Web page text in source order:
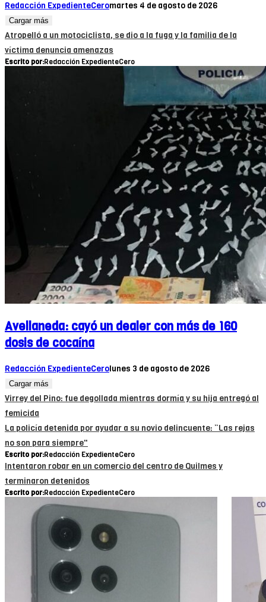
Redacción ExpedienteCeromartes 4 de agosto de 2026
Cargar más
Atropelló a un motociclista, se dio a la fuga y la familia de la
víctima denuncia amenazas
Escrito por:Redacción ExpedienteCero
Avellaneda: cayó un dealer con más de 160
dosis de cocaína
Redacción ExpedienteCerolunes 3 de agosto de 2026
Cargar más
Virrey del Pino: fue degollada mientras dormía y su hija entregó al
femicida
La policía detenida por ayudar a su novio delincuente: “Las rejas
no son para siempre"
Escrito por:Redacción ExpedienteCero
Intentaron robar en un comercio del centro de Quilmes y
terminaron detenidos
Escrito por:Redacción ExpedienteCero